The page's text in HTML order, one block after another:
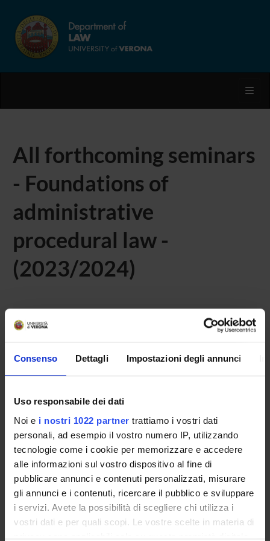
Consenso Dettagli Impostazioni degli annunci
Uso responsabile dei dati
Noi e i nostri 1022 partner trattiamo i vostri dati
personali, ad esempio il vostro numero IP, utilizzando
tecnologie come i cookie per memorizzare e accedere
alle informazioni sul vostro dispositivo al fine di
pubblicare annunci e contenuti personalizzati, misurare
gli annunci e i contenuti, ricercare il pubblico e sviluppare
i servizi. Avete la possibilità di scegliere chi utilizza i
vostri dati e per quali scopi. Le vostre scelte in materia di
privacy sono applicabili solo su questa proprietà digitale
All forthcoming seminars
- Foundations of
administrative
procedural law -
(2023/2024)
of administrative procedural law.
STUDYING
COURSES
PHD PROGRAMMES AND POSTGRADUATE
TRAINING
Contacts